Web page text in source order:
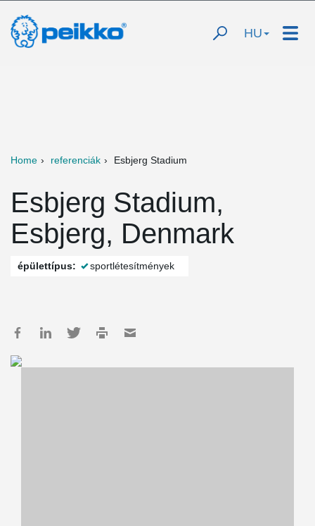
HU
Home referenciák Esbjerg Stadium
Esbjerg Stadium,
Esbjerg, Denmark
épülettípus: sportlétesítmények